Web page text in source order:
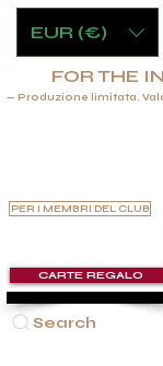
PER I MEMBRI DEL CLUB
Search
CARTE REGALO
FOR THE
— Produzione limitata.
EUR (€)